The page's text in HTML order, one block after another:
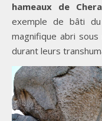
hameaux de
exemple de bâti
magnifique abri
durant leurs